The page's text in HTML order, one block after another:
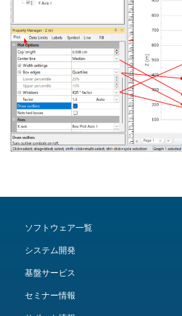
ソフトウェア一覧
システム開発
基盤サービス
セミナー情報